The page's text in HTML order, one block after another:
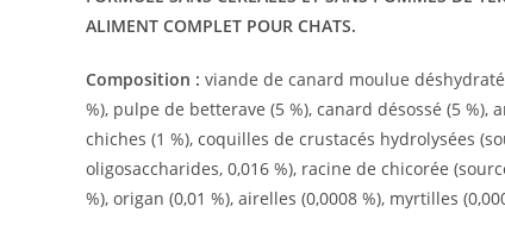
ALIMENT COMPLET POUR CHATS.
Composition : viande de canard moulue
%), pulpe de betterave (5 %), canard désossé (5 %),
chiches (1 %), coquilles de crustacés hydrolysées
oligosaccharides, 0,016 %), racine de chicorée
%), origan (0,01 %), airelles (0,0008 %), myrtilles